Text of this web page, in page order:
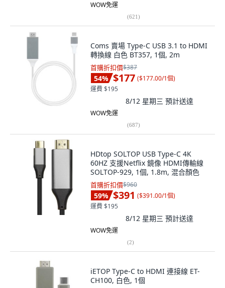
WOW免運
(621)
Coms 賣場 Type-C USB 3.1 to HDMI
轉換線 白色 BT357, 1個, 2m
首購折扣價$387
54% $177 ($177.00/1個)
運費 $195
8/12 星期三 預計送達
WOW免運
(687)
HDtop SOLTOP USB Type-C 4K
60HZ 支援Netflix 鏡像 HDMI傳輸線
SOLTOP-929, 1個, 1.8m, 混合顏色
首購折扣價$960
59% $391 ($391.00/1個)
運費 $195
8/12 星期三 預計送達
WOW免運
(2)
iETOP Type-C to HDMI 連接線 ET-
CH100, 白色, 1個